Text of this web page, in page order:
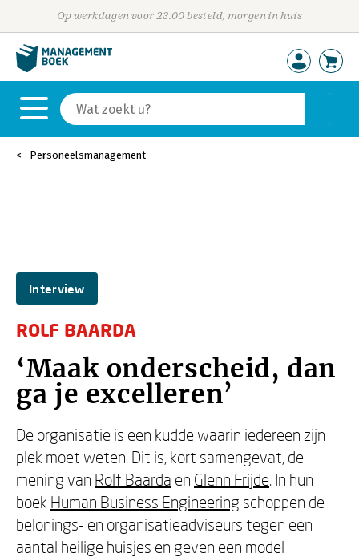
Op werkdagen voor 23:00 besteld, morgen in huis
Personeelsmanagement
Interview
ROLF BAARDA
‘Maak onderscheid, dan
ga je excelleren’
De organisatie is een kudde waarin iedereen zijn
plek moet weten. Dit is, kort samengevat, de
mening van Rolf Baarda en Glenn Frijde. In hun
boek Human Business Engineering schoppen de
belonings- en organisatieadviseurs tegen een
aantal heilige huisjes en geven een model